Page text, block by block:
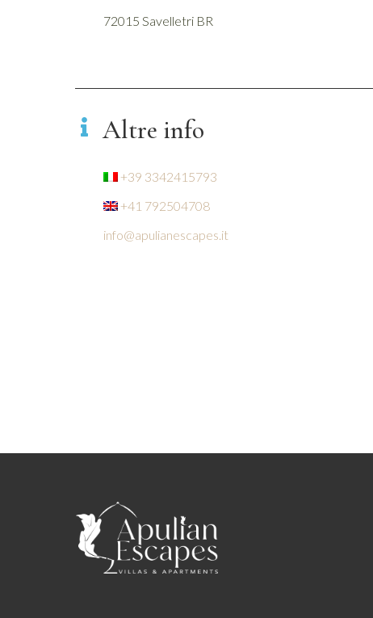
72015 Savelletri BR
Altre info
+39 3342415793
+41 792504708
info@apulianescapes.it